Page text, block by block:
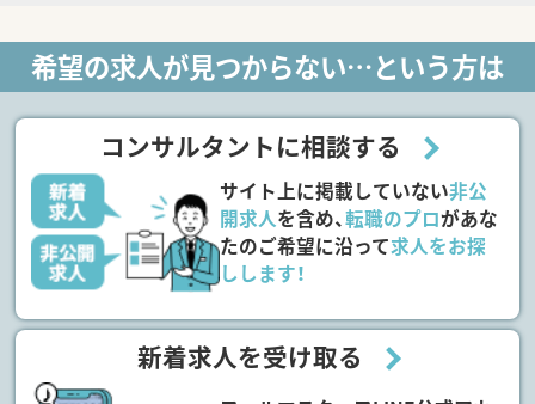
希望の求人が見つからない…という方は
コンサルタントに相談する
サイト上に掲載していない非公
開求人を含め、転職のプロがあな
たのご希望に沿って求人をお探
しします！
新着求人を受け取る